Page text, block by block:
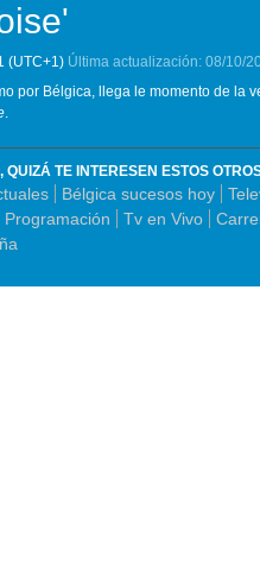
(UTC+1) Última actualización: 08/10/
por Bélgica, llega le momento de la
.
QUIZÁ TE INTERESEN ESTOS
Bélgica sucesos hoy
Programación Tv en Vivo